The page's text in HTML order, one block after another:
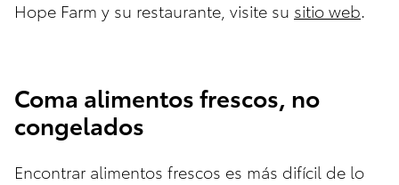
Hope Farm y su restaurante, visite su sitio web
Coma alimentos frescos, no
congelados
Encontrar alimentos frescos es más difícil de lo